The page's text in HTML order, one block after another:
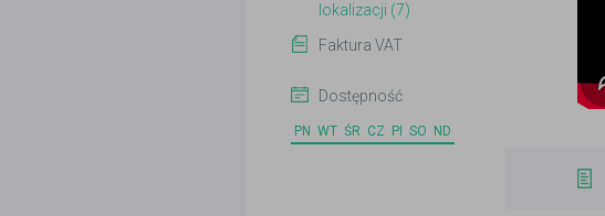
lokalizacji (7)
Faktura VAT
Dostępność
PN WT ŚR CZ PI SO ND